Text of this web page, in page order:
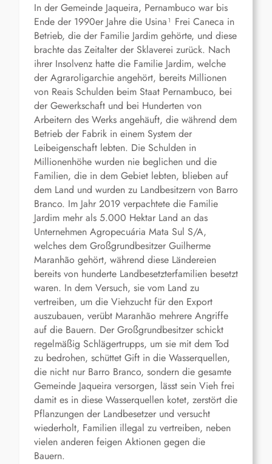
In der Gemeinde Jaqueira, Pernambuco war bis
Ende der 1990er Jahre die Usina¹ Frei Caneca in
Betrieb, die der Familie Jardim gehörte, und diese
brachte das Zeitalter der Sklaverei zurück. Nach
ihrer Insolvenz hatte die Familie Jardim, welche
der Agraroligarchie angehört, bereits Millionen
von Reais Schulden beim Staat Pernambuco, bei
der Gewerkschaft und bei Hunderten von
Arbeitern des Werks angehäuft, die während dem
Betrieb der Fabrik in einem System der
Leibeigenschaft lebten. Die Schulden in
Millionenhöhe wurden nie beglichen und die
Familien, die in dem Gebiet lebten, blieben auf
dem Land und wurden zu Landbesitzern von Barro
Branco. Im Jahr 2019 verpachtete die Familie
Jardim mehr als 5.000 Hektar Land an das
Unternehmen Agropecuária Mata Sul S/A,
welches dem Großgrundbesitzer Guilherme
Maranhão gehört, während diese Ländereien
bereits von hunderte Landbesetzterfamilien besetzt
waren. In dem Versuch, sie vom Land zu
vertreiben, um die Viehzucht für den Export
auszubauen, verübt Maranhão mehrere Angriffe
auf die Bauern. Der Großgrundbesitzer schickt
regelmäßig Schlägertrupps, um sie mit dem Tod
zu bedrohen, schüttet Gift in die Wasserquellen,
die nicht nur Barro Branco, sondern die gesamte
Gemeinde Jaqueira versorgen, lässt sein Vieh frei
damit es in diese Wasserquellen kotet, zerstört die
Pflanzungen der Landbesetzer und versucht
wiederholt, Familien illegal zu vertreiben, neben
vielen anderen feigen Aktionen gegen die
Bauern.